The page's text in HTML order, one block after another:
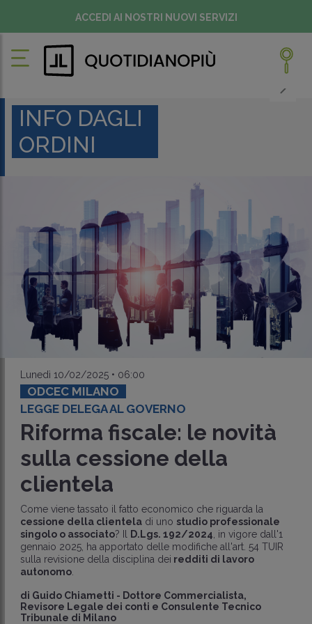
ACCEDI AI NOSTRI NUOVI SERVIZI
INFO DAGLI
ORDINI
Lunedì 10/02/2025 • 06:00
ODCEC MILANO
LEGGE DELEGA AL GOVERNO
Riforma fiscale: le novità
sulla cessione della
clientela
Come viene tassato il fatto economico che riguarda la
cessione della clienteladi uno studio professionale
singolo o associato? Il D.Lgs. 192/2024, in vigore dall'1
gennaio 2025, ha apportato delle modifiche all'art. 54 TUIR
sulla revisione della disciplina dei redditi di lavoro
autonomo.
di Guido Chiametti - Dottore Commercialista,
Revisore Legale dei conti e Consulente Tecnico
Tribunale di Milano